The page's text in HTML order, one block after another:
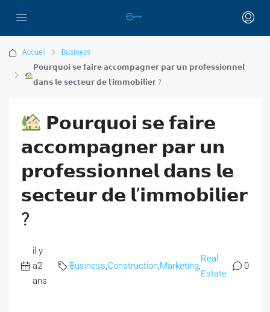
Accueil
Business
𝗣𝗼𝘂𝗿𝗾𝘂𝗼𝗶 𝘀𝗲 𝗳𝗮𝗶𝗿𝗲 𝗮𝗰𝗰𝗼𝗺𝗽𝗮𝗴𝗻𝗲𝗿 𝗽𝗮𝗿 𝘂𝗻 𝗽𝗿𝗼𝗳𝗲𝘀𝘀𝗶𝗼𝗻𝗻𝗲𝗹
𝗱𝗮𝗻𝘀 𝗹𝗲 𝘀𝗲𝗰𝘁𝗲𝘂𝗿 𝗱𝗲 𝗹’𝗶𝗺𝗺𝗼𝗯𝗶𝗹𝗶𝗲𝗿 ?
𝗣𝗼𝘂𝗿𝗾𝘂𝗼𝗶 𝘀𝗲 𝗳𝗮𝗶𝗿𝗲
𝗮𝗰𝗰𝗼𝗺𝗽𝗮𝗴𝗻𝗲𝗿 𝗽𝗮𝗿 𝘂𝗻
𝗽𝗿𝗼𝗳𝗲𝘀𝘀𝗶𝗼𝗻𝗻𝗲𝗹 𝗱𝗮𝗻𝘀 𝗹𝗲
𝘀𝗲𝗰𝘁𝗲𝘂𝗿 𝗱𝗲 𝗹’𝗶𝗺𝗺𝗼𝗯𝗶𝗹𝗶𝗲𝗿
?
il y
a2
ans
Business,Construction,Marketing,
Real
Estate
0